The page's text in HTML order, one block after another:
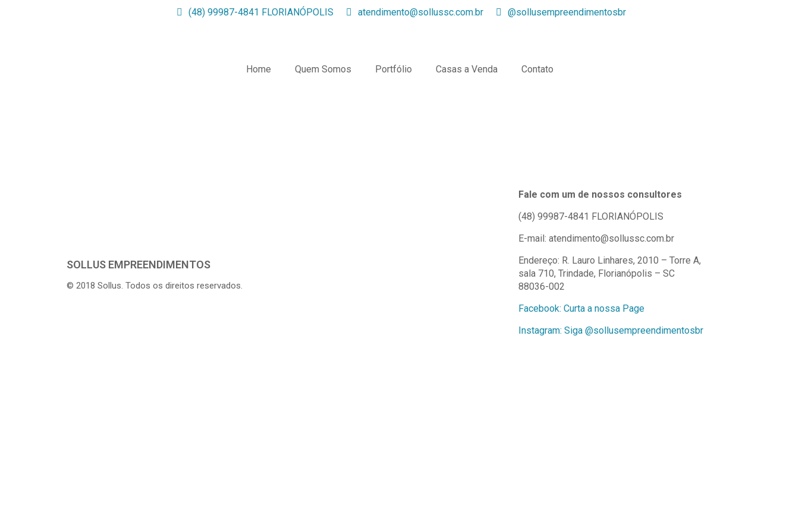
(48) 99987-4841 FLORIANÓPOLIS atendimento@sollussc.com.br @sollusempreendimentosbr
Home Quem Somos Portfólio Casas a Venda Contato
SOLLUS EMPREENDIMENTOS
© 2018 Sollus. Todos os direitos reservados.
Fale com um de nossos consultores
(48) 99987-4841 FLORIANÓPOLIS
E-mail: atendimento@sollussc.com.br
Endereço: R. Lauro Linhares, 2010 – Torre A,
sala 710, Trindade, Florianópolis – SC
88036-002
Facebook: Curta a nossa Page
Instagram: Siga @sollusempreendimentosbr